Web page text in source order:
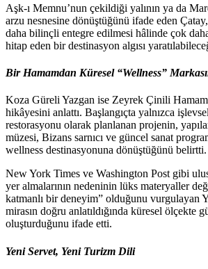
Aşk-ı Memnu’nun çekildiği yalının ya da
arzu nesnesine dönüştüğünü ifade eden
daha bilinçli entegre edilmesi hâlinde çok
hitap eden bir destinasyon algısı
Bir Hamamdan Küresel “Wellness”
Koza Güreli Yazgan ise Zeyrek Çinili
hikâyesini anlattı. Başlangıçta yalnızca
restorasyonu olarak planlanan projenin,
müzesi, Bizans sarnıcı ve güncel sanat
wellness destinasyonuna dönüştüğünü belirtti.
New York Times ve Washington Post gibi
yer almalarının nedeninin lüks materyaller
katmanlı bir deneyim” olduğunu vurgulayan
mirasın doğru anlatıldığında küresel ölçekte
oluşturduğunu ifade etti.
Yeni Servet, Yeni Turizm Dili